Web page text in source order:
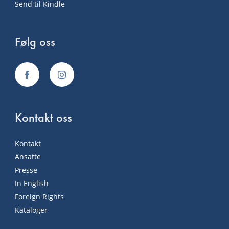
Send til Kindle
Følg oss
Kontakt oss
Kontakt
Ansatte
Presse
In English
Foreign Rights
Kataloger